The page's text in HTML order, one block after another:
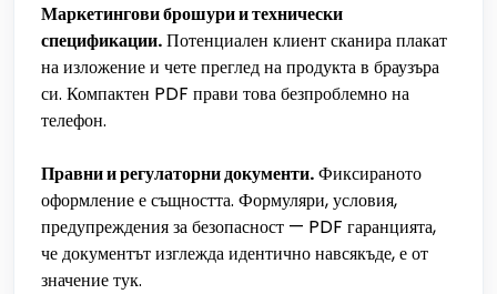
Маркетингови брошури и технически
спецификации.Потенциален клиент сканира плакат
на изложение и чете преглед на продукта в браузъра
си. Компактен PDF прави това безпроблемно на
телефон.
Правни и регулаторни документи.Фиксираното
оформление е същността. Формуляри, условия,
предупреждения за безопасност — PDF гаранцията,
че документът изглежда идентично навсякъде, е от
значение тук.